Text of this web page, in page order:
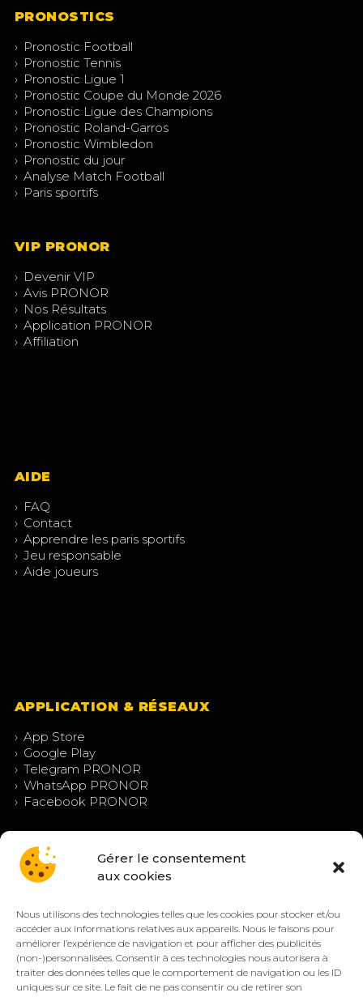
Gérer le consentement
aux cookies
Nous utilisons des technologies telles que les cookies pour stocker et/ou
accéder aux informations relatives aux appareils. Nous le faisons pour
améliorer l’expérience de navigation et pour afficher des publicités
(non-)personnalisées. Consentir à ces technologies nous autorisera à
traiter des données telles que le comportement de navigation ou les ID
uniques sur ce site. Le fait de ne pas consentir ou de retirer son
PRONOSTICS
› Pronostic Football
› Pronostic Tennis
› Pronostic Ligue 1
› Pronostic Coupe du Monde 2026
› Pronostic Ligue des Champions
› Pronostic Roland-Garros
› Pronostic Wimbledon
› Pronostic du jour
› Analyse Match Football
› Paris sportifs
VIP PRONOR
› Devenir VIP
› Avis PRONOR
› Nos Résultats
› Application PRONOR
› Affiliation
AIDE
› FAQ
› Contact
› Apprendre les paris sportifs
› Jeu responsable
› Aide joueurs
APPLICATION & RÉSEAUX
› App Store
› Google Play
› Telegram PRONOR
› WhatsApp PRONOR
› Facebook PRONOR
© PRONOR 2019 – 2026 — Tous droits réservés.
Mentions légales
Confidentialité CGV/CGU Cookies (EU)